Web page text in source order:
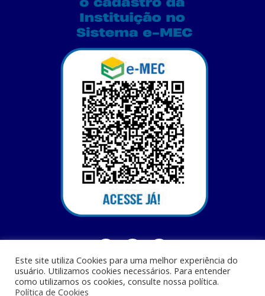
Este site utiliza Cookies para uma melhor experiência do
usuário. Utilizamos cookies necessários. Para entender
como utilizamos os cookies, consulte nossa política.
Política de Cookies